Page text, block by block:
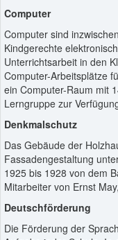
Computer
Computer sind
Kindgerechte
Unterrichtsarbeit in den
Computer-Arbeitsplätze
ein Computer-Raum mit
Lerngruppe zur
Denkmalschutz
Das Gebäude der
Fassadengestaltung
1925 bis 1928 von dem
Mitarbeiter von Ernst
Deutschförderung
Die Förderung der